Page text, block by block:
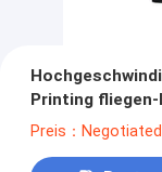
Printing
Preis：Negotiated